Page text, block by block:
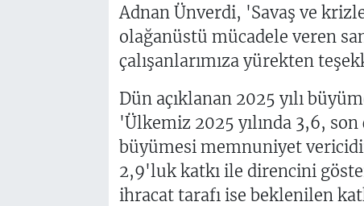
Adnan Ünverdi, 'Savaş ve
olağanüstü mücadele veren
çalışanlarımıza yürekten
Dün açıklanan 2025 yılı
'Ülkemiz 2025 yılında 3,6,
büyümesi memnuniyet
2,9'luk katkı ile direncini
ihracat tarafı ise beklenilen